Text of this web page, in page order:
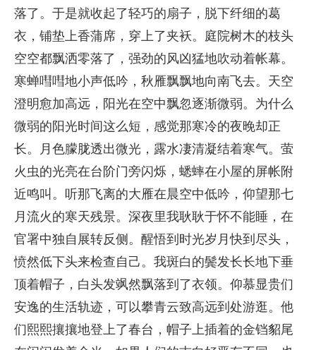
落了。于是就收起了轻巧的扇子，脱下纤细的葛
衣，铺垫上香蒲席，穿上了夹袄。庭院树木的枝头
空空都飘洒零落了，强劲的风凶猛地吹动着帐幕。
寒蝉嘒嘒地小声低吟，秋雁飘飘地向南飞去。天空
澄明愈加高远，阳光在空中飘忽逐渐微弱。为什么
微弱的阳光时间这么短，感觉那寒冷的夜晚却正
长。月色朦胧透出微光，露水凄清凝结着寒气。萤
火虫的光亮在台阶门旁闪烁，蟋蟀在小屋的屏帐附
近鸣叫。听那飞离的大雁在晨空中低吟，仰望那七
月流火的寒天残景。深夜里我耿耿于怀不能睡，在
官署中独自展转反侧。醒悟到时光岁月快到尽头，
愤然低下头来检查自己。我斑白的鬓发长长地下垂
顶着帽子，白头发飒然飘落到了衣领。仰慕显贵们
安逸的生活轨迹，可以攀青云致高远到处游逛。他
们熙熙攘攘地登上了春台，帽子上插着的金铛貂尾